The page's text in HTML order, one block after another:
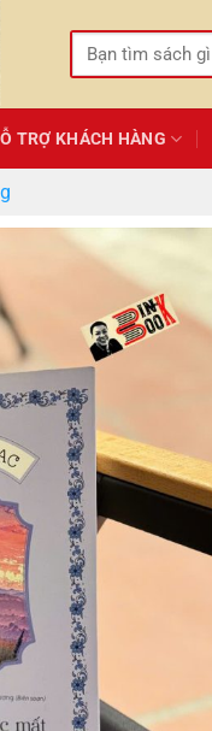
Tìm
kiếm:
TRỢ KHÁCH HÀNG